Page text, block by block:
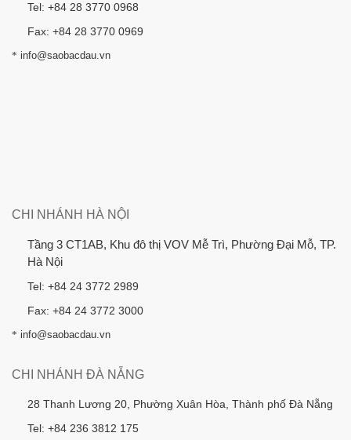
Tel: +84 28 3770 0968
Fax: +84 28 3770 0969
* info@saobacdau.vn
CHI NHÁNH HÀ NỘI
Tầng 3 CT1AB, Khu đô thị VOV Mễ Trì, Phường Đại Mỗ, TP.
Hà Nội
Tel: +84 24 3772 2989
Fax: +84 24 3772 3000
* info@saobacdau.vn
CHI NHÁNH ĐÀ NẴNG
28 Thanh Lương 20, Phường Xuân Hòa, Thành phố Đà Nẵng
Tel: +84 236 3812 175